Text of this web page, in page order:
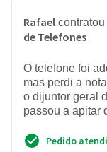
Rafael contratou
de Telefones
O telefone foi
mas perdi a
o dijuntor geral
passou a apitar
Pedido